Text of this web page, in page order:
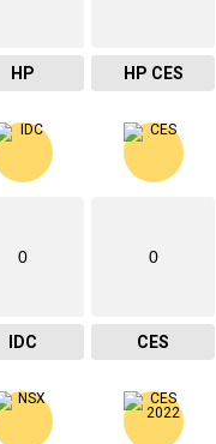
HP HP CES
0
IDC
0
CES